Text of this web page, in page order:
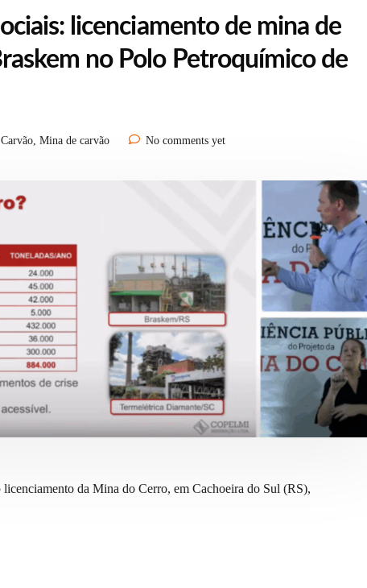
licenciamento de mina de
no Polo Petroquímico de
Carvão, Mina de carvão No comments yet
da Mina do Cerro, em Cachoeira do Sul (RS),